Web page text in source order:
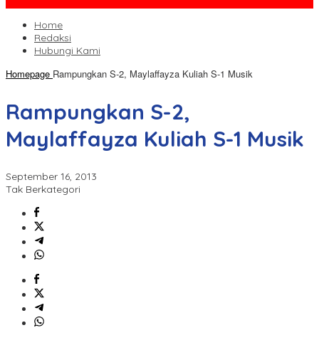
Home
Redaksi
Hubungi Kami
Homepage Rampungkan S-2, Maylaffayza Kuliah S-1 Musik
Rampungkan S-2,
Maylaffayza Kuliah S-1 Musik
September 16, 2013
Tak Berkategori